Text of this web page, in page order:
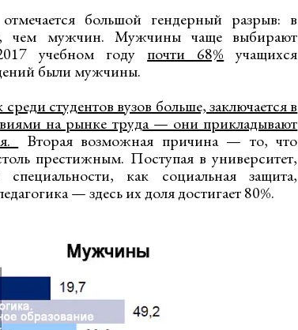
большой гендерный разрыв: в
чем мужчин. Мужчины чаще выбирают
учебном году почти 68% учащихся
были мужчины.
студентов вузов больше, заключается в
на рынке труда — они прикладывают
Вторая возможная причина — то, что
престижным. Поступая в университет,
как социальная защита,
— здесь их доля достигает 80%.